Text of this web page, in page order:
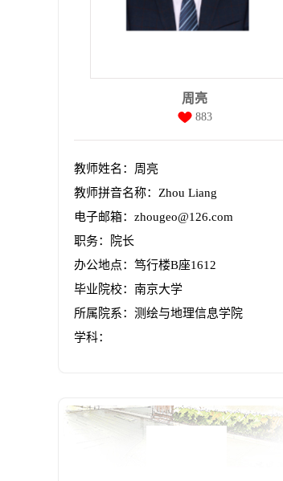
周亮
883
教师姓名：周亮
教师拼音名称：Zhou Liang
电子邮箱： zhougeo@126.com
职务：院长
办公地点：笃行楼B座1612
毕业院校：南京大学
所属院系：测绘与地理信息学院
学科：